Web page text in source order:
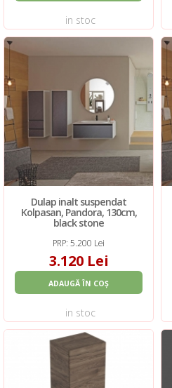
in stoc
Dulap inalt suspendat
Kolpasan, Pandora, 130cm,
black stone
PRP: 5.200 Lei
3.120 Lei
ADAUGĂ ÎN COȘ
in stoc